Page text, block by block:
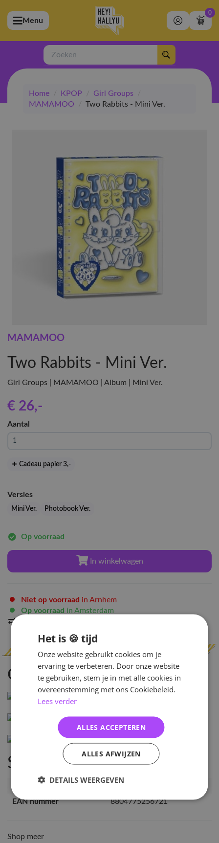
(Artiesten)
(Merchandise)
(Exclusive)
(Winkel)
Menu
0
Zoeken
Home / KPOP / Girl Groups
/
MAMAMOO
/ Two Rabbits - Mini Ver.
MAMAMOO
Two Rabbits - Mini Ver.
Girl Groups | MAMAMOO | Album | Mini Ver.
€ 26,-
Aantal
Cadeau papier 3,-
Versies
Mini Ver. Photobook Ver.
Op voorraad
In winkelwagen
Niet op voorraad in Arnhem
Op voorraad in Amsterdam
Omschrijving
Specificaties
Artikelnummer
EAN nummer
8804775256721
Shop meer
Het is 🍪 tijd
Onze website gebruikt cookies om je
ervaring te verbeteren. Door onze website
te gebruiken, stem je in met alle cookies in
overeenstemming met ons Cookiebeleid.
Lees verder
ALLES ACCEPTEREN
ALLES AFWIJZEN
DETAILS WEERGEVEN